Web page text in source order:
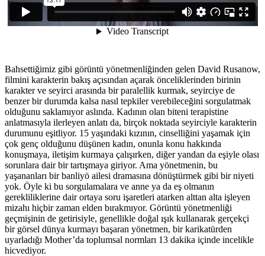
Bahsettiğimiz gibi görüntü yönetmenliğinden gelen David Rusanow,
filmini karakterin bakış açısından açarak önceliklerinden birinin
karakter ve seyirci arasında bir paralellik kurmak, seyirciye de
benzer bir durumda kalsa nasıl tepkiler verebileceğini sorgulatmak
olduğunu saklamıyor aslında. Kadının olan biteni terapistine
anlatmasıyla ilerleyen anlatı da, birçok noktada seyirciyle karakterin
durumunu eşitliyor. 15 yaşındaki kızının, cinselliğini yaşamak için
çok genç olduğunu düşünen kadın, onunla konu hakkında
konuşmaya, iletişim kurmaya çalışırken, diğer yandan da eşiyle olası
sorunlara dair bir tartışmaya giriyor. Ama yönetmenin, bu
yaşananları bir banliyö ailesi dramasına dönüştürmek gibi bir niyeti
yok. Öyle ki bu sorgulamalara ve anne ya da eş olmanın
gerekliliklerine dair ortaya soru işaretleri atarken alttan alta işleyen
mizahı hiçbir zaman elden bırakmıyor. Görüntü yönetmenliği
geçmişinin de getirisiyle, genellikle doğal ışık kullanarak gerçekçi
bir görsel dünya kurmayı başaran yönetmen, bir karikatürden
uyarladığı Mother’da toplumsal normları 13 dakika içinde incelikle
hicvediyor.